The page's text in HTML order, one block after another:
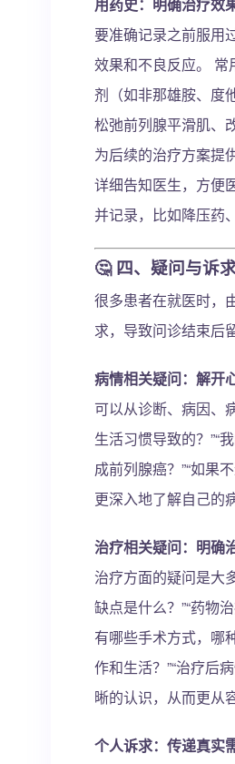
要准确记录之前服用
效果和不良反应。
剂（如非那雄胺、度
松弛前列腺平滑肌、
为后续的治疗方案提
详细告知医生，方便
并记录，比如降压药
🤔四、疑问与诉
很多患者在就医时，
求，导致问诊结束后
病情相关疑问：解开
可以从诊断、病因、
生活习惯导致的？”“
成前列腺癌？”“如果
更深入地了解自己的
治疗相关疑问：明确
治疗方面的疑问是大
缺点是什么？”“药物
有哪些手术方式，哪
作和生活？”“治疗后
晰的认识，从而更从
个人诉求：传递真实